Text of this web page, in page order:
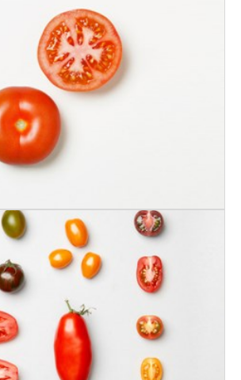
TOMAT NORSK
47/67
KORT & GODT
HISTORISKE
TOMATER